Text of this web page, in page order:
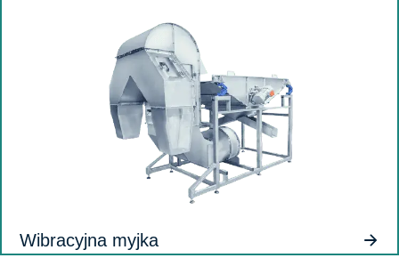
Wibracyjna myjka